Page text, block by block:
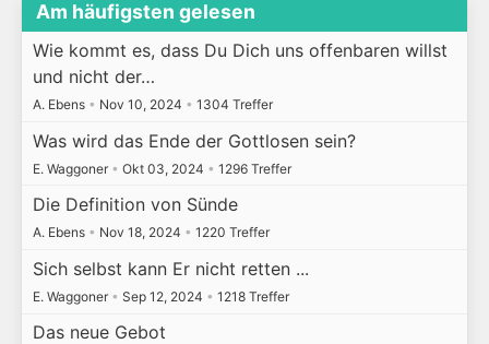
Am häufigsten gelesen
Wie kommt es, dass Du Dich uns offenbaren willst
und nicht der…
A. Ebens • Nov 10, 2024 • 1304 Treffer
Was wird das Ende der Gottlosen sein?
E. Waggoner • Okt 03, 2024 • 1296 Treffer
Die Definition von Sünde
A. Ebens • Nov 18, 2024 • 1220 Treffer
Sich selbst kann Er nicht retten ...
E. Waggoner • Sep 12, 2024 • 1218 Treffer
Das neue Gebot